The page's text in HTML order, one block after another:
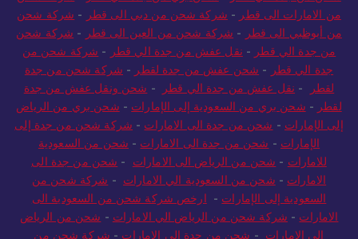
من الامارات الى قطر - شركة شحن من دبي الى قطر - شركة شحن
من أبوظبي الى قطر - شركة شحن من العين الى قطر - شركة شحن
من جدة الي قطر - نقل عفش من جدة الي قطر - شركة شحن من
جدة الي قطر - شحن عفش من جدة لقطر - شركة شحن من جدة
لقطر
- نقل عفش من جدة الي قطر - شحن ونقل عفش من جدة
لقطر - شحن بري من السعودية إلى الإمارات - شحن بري من الرياض
إلى الإمارات - شحن من جدة الى الامارات - شركة شحن من جدة إلى
الإمارات - شحن من جدة الى الامارات - شحن من السعودية
للامارات - شحن من الرياض الى الامارات - شحن من جدة الى
الامارات - شحن من السعودية الي الامارات - شركة شحن من
السعودية إلى الإمارات - ارخص شركة شحن من السعودية الى
الامارات - شركة شحن من الرياض الي الامارات - شحن من الرياض
الي الامارات - شحن من جدة الى الامارات - شركة شحن من